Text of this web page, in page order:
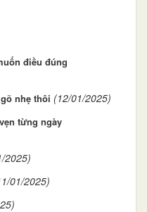
điều đúng
nhẹ thôi (12/01/2025)
từng ngày
2025)
01/2025)